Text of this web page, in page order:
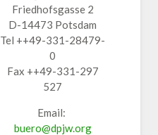
Friedhofsgasse 2
D-14473 Potsdam
Tel ++49-331-28479-
0
Fax ++49-331-297
527
Email:
buero@dpjw.org